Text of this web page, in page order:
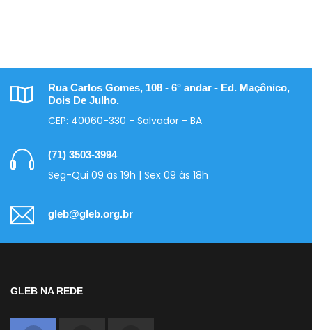
Rua Carlos Gomes, 108 - 6° andar - Ed. Maçônico,
Dois De Julho.
CEP: 40060-330 - Salvador - BA
(71) 3503-3994
Seg-Qui 09 às 19h | Sex 09 às 18h
gleb@gleb.org.br
GLEB NA REDE